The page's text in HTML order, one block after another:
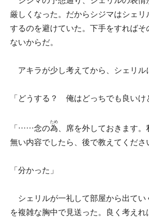
厳しくなった。だからシジマはシェリ
するのを避けていた。下手をすればそ
ないからだ。
アキラが少し考えてから、シェリル
「どうする？ 俺はどっちでも良いけ
「……念の為
ため
、席を外しておきます
無い内容でしたら、後で教えてくださ
「分かった」
シェリルが一礼して部屋から出てい
を複雑な胸中で見送った。良く考えれ